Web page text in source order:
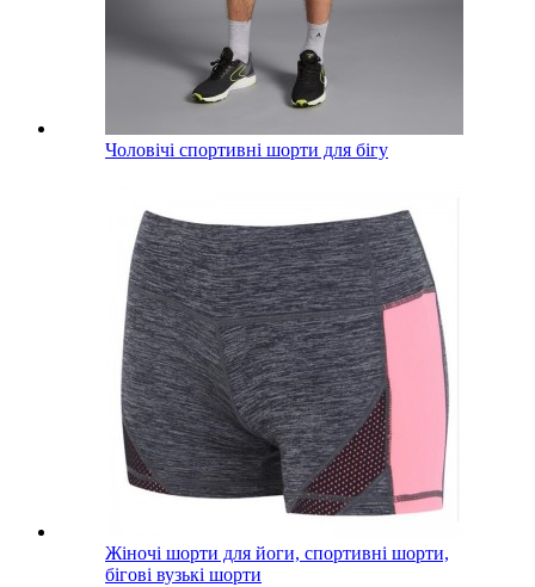
Чоловічі спортивні шорти для бігу
Жіночі шорти для йоги, спортивні шорти,
бігові вузькі шорти